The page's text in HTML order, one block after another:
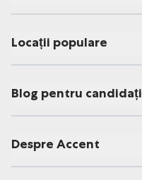
Locații populare
Blog pentru candidați
Despre Accent